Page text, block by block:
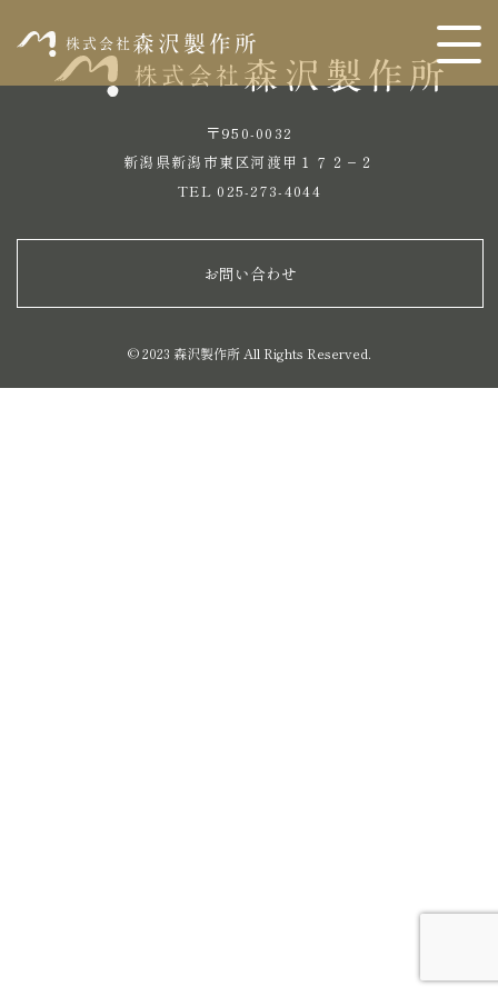
〒950-0032
新潟県新潟市東区河渡甲１７２−２
TEL 025-273-4044
お問い合わせ
© 2023 森沢製作所 All Rights Reserved.